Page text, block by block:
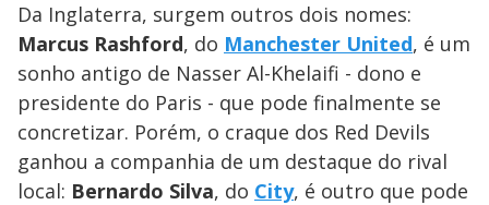
Da Inglaterra, surgem outros dois nomes:
Marcus Rashford, do Manchester United, é um
sonho antigo de Nasser Al-Khelaifi - dono e
presidente do Paris - que pode finalmente se
concretizar. Porém, o craque dos Red Devils
ganhou a companhia de um destaque do rival
local: Bernardo Silva, do City, é outro que pode